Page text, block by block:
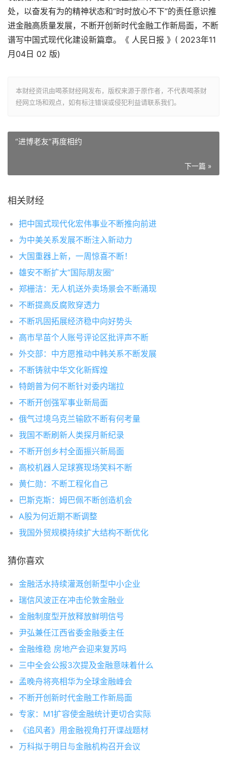
处，以奋发有为的精神状态和“时时放心不下”的责任意识推
进金融高质量发展，不断开创新时代金融工作新局面，不断
谱写中国式现代化建设新篇章。《 人民日报 》( 2023年11
月04日 02 版)
本财经资讯由喝茶财经网发布，版权来源于原作者，不代表喝茶财
经网立场和观点，如有标注错误或侵犯利益请联系我们。
“进博老友”再度相约
下一篇 »
相关财经
把中国式现代化宏伟事业不断推向前进
为中美关系发展不断注入新动力
大国重器上新，一周惊喜不断！
雄安不断扩大“国际朋友圈”
郑栅洁：无人机送外卖场景会不断涌现
不断提高反腐败穿透力
不断巩固拓展经济稳中向好势头
高市早苗个人账号评论区批评声不断
外交部：中方愿推动中韩关系不断发展
不断铸就中华文化新辉煌
特朗普为何不断针对委内瑞拉
不断开创强军事业新局面
俄气过境乌克兰输欧不断有何考量
我国不断刷新人类探月新纪录
不断开创乡村全面振兴新局面
高校机器人足球赛现场笑料不断
黄仁勋：不断工程化自己
巴斯克斯：姆巴佩不断创造机会
A股为何近期不断调整
我国外贸规模持续扩大结构不断优化
猜你喜欢
金融活水持续灌溉创新型中小企业
瑞信风波正在冲击伦敦金融业
金融制度型开放释放鲜明信号
尹弘兼任江西省委金融委主任
金融维稳 房地产会迎来复苏吗
三中全会公报3次提及金融意味着什么
孟晚舟将亮相华为全球金融峰会
不断开创新时代金融工作新局面
专家：M1扩容使金融统计更切合实际
《追风者》用金融视角打开谍战题材
万科拟于明日与金融机构召开会议